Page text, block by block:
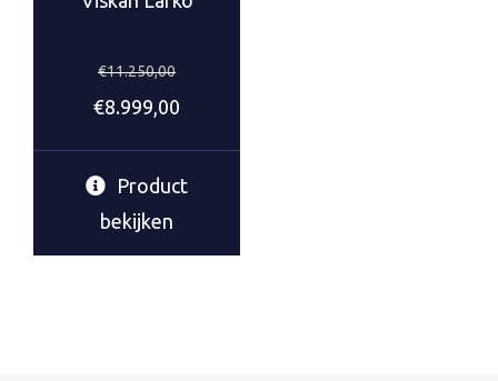
€11.250,00
Oorspronkelijke
was:
€11.250,00.
€8.999,00
Huidige
€8.999,00.
Product
bekijken